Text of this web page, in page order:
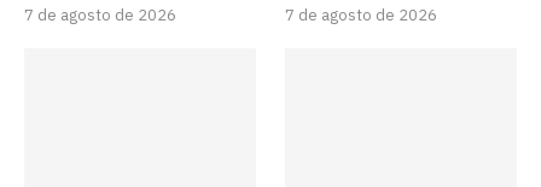
7 de agosto de 2026 7 de agosto de 2026